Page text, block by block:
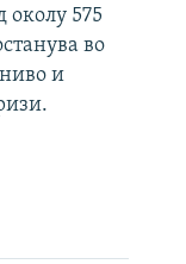
575
во
и